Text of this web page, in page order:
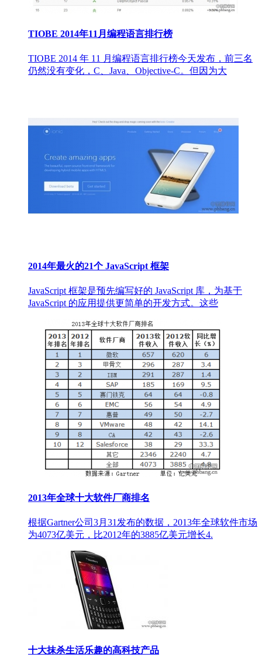
TIOBE 2014年11月编程语言排行榜
TIOBE 2014 年 11 月编程语言排行榜今天发布，前三名
仍然没有变化，C、Java、Objective-C。但因为大
2014年最火的21个 JavaScript 框架
JavaScript 框架是预先编写好的 JavaScript 库，为基于
JavaScript 的应用提供更简单的开发方式。这些
2013年全球十大软件厂商排名
根据Gartner公司3月31发布的数据，2013年全球软件市场
为4073亿美元，比2012年的3885亿美元增长4.
十大抹杀生活乐趣的高科技产品